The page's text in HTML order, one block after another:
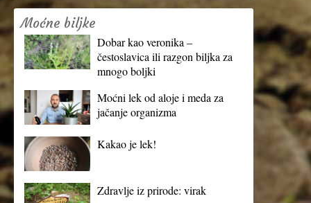
Moćne biljke
Dobar kao veronika –
čestoslavica ili razgon biljka za
mnogo boljki
Moćni lek od aloje i meda za
jačanje organizma
Kakao je lek!
Zdravlje iz prirode: virak